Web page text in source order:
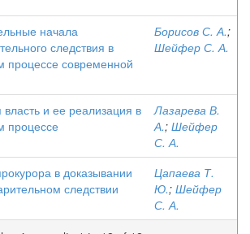
начала
следствия в
процессе современной
Борисов С. А.;
Шейфер С. А.
и ее реализация в
процессе
Лазарева В.
А.; Шейфер
С. А.
в доказывании
следствии
Цапаева Т.
Ю.; Шейфер
С. А.